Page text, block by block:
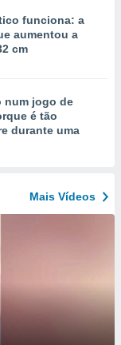
funciona: a
aumentou a
cm
num jogo de
é tão
durante uma
Mais Vídeos